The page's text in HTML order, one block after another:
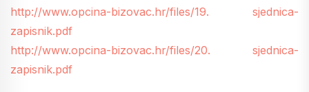
http://www.opcina-bizovac.hr/files/19. sjednica-
zapisnik.pdf
http://www.opcina-bizovac.hr/files/20. sjednica-
zapisnik.pdf